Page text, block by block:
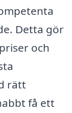
Detta gör
och
rätt
få ett